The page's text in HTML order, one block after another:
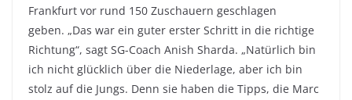
Frankfurt vor rund 150 Zuschauern geschlagen
geben. „Das war ein guter erster Schritt in die richtige
Richtung“, sagt SG-Coach Anish Sharda. „Natürlich bin
ich nicht glücklich über die Niederlage, aber ich bin
stolz auf die Jungs. Denn sie haben die Tipps, die Marc